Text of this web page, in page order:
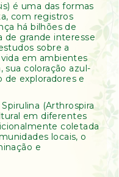
é uma das formas
com registros
há bilhões de
de grande interesse
sobre a
em ambientes
sua coloração azul-
de exploradores e
(Arthrospira
em diferentes
coletada
locais, o
e